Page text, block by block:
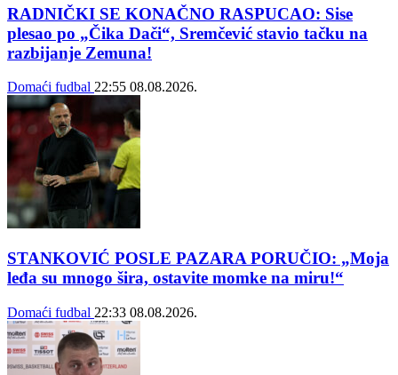
RADNIČKI SE KONAČNO RASPUCAO: Sise
plesao po „Čika Dači“, Sremčević stavio tačku na
razbijanje Zemuna!
Domaći fudbal 22:55 08.08.2026.
STANKOVIĆ POSLE PAZARA PORUČIO: „Moja
leđa su mnogo šira, ostavite momke na miru!“
Domaći fudbal 22:33 08.08.2026.